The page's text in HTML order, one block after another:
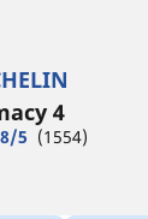
4
5 (1554)